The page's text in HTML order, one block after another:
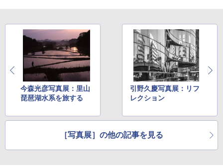
今森光彦写真展：里山
琵琶湖水系を旅する
引野久慶写真展：リフ
レクション
［写真展］の他の記事を見る